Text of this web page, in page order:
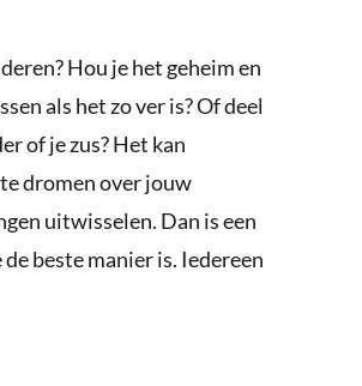
Hou je het geheim en
als het zo ver is? Of deel
of je zus? Het kan
dromen over jouw
uitwisselen. Dan is een
beste manier is. Iedereen